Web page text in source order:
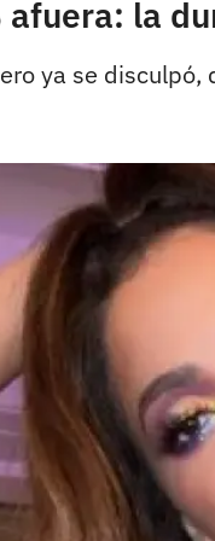
afuera: la
ya se